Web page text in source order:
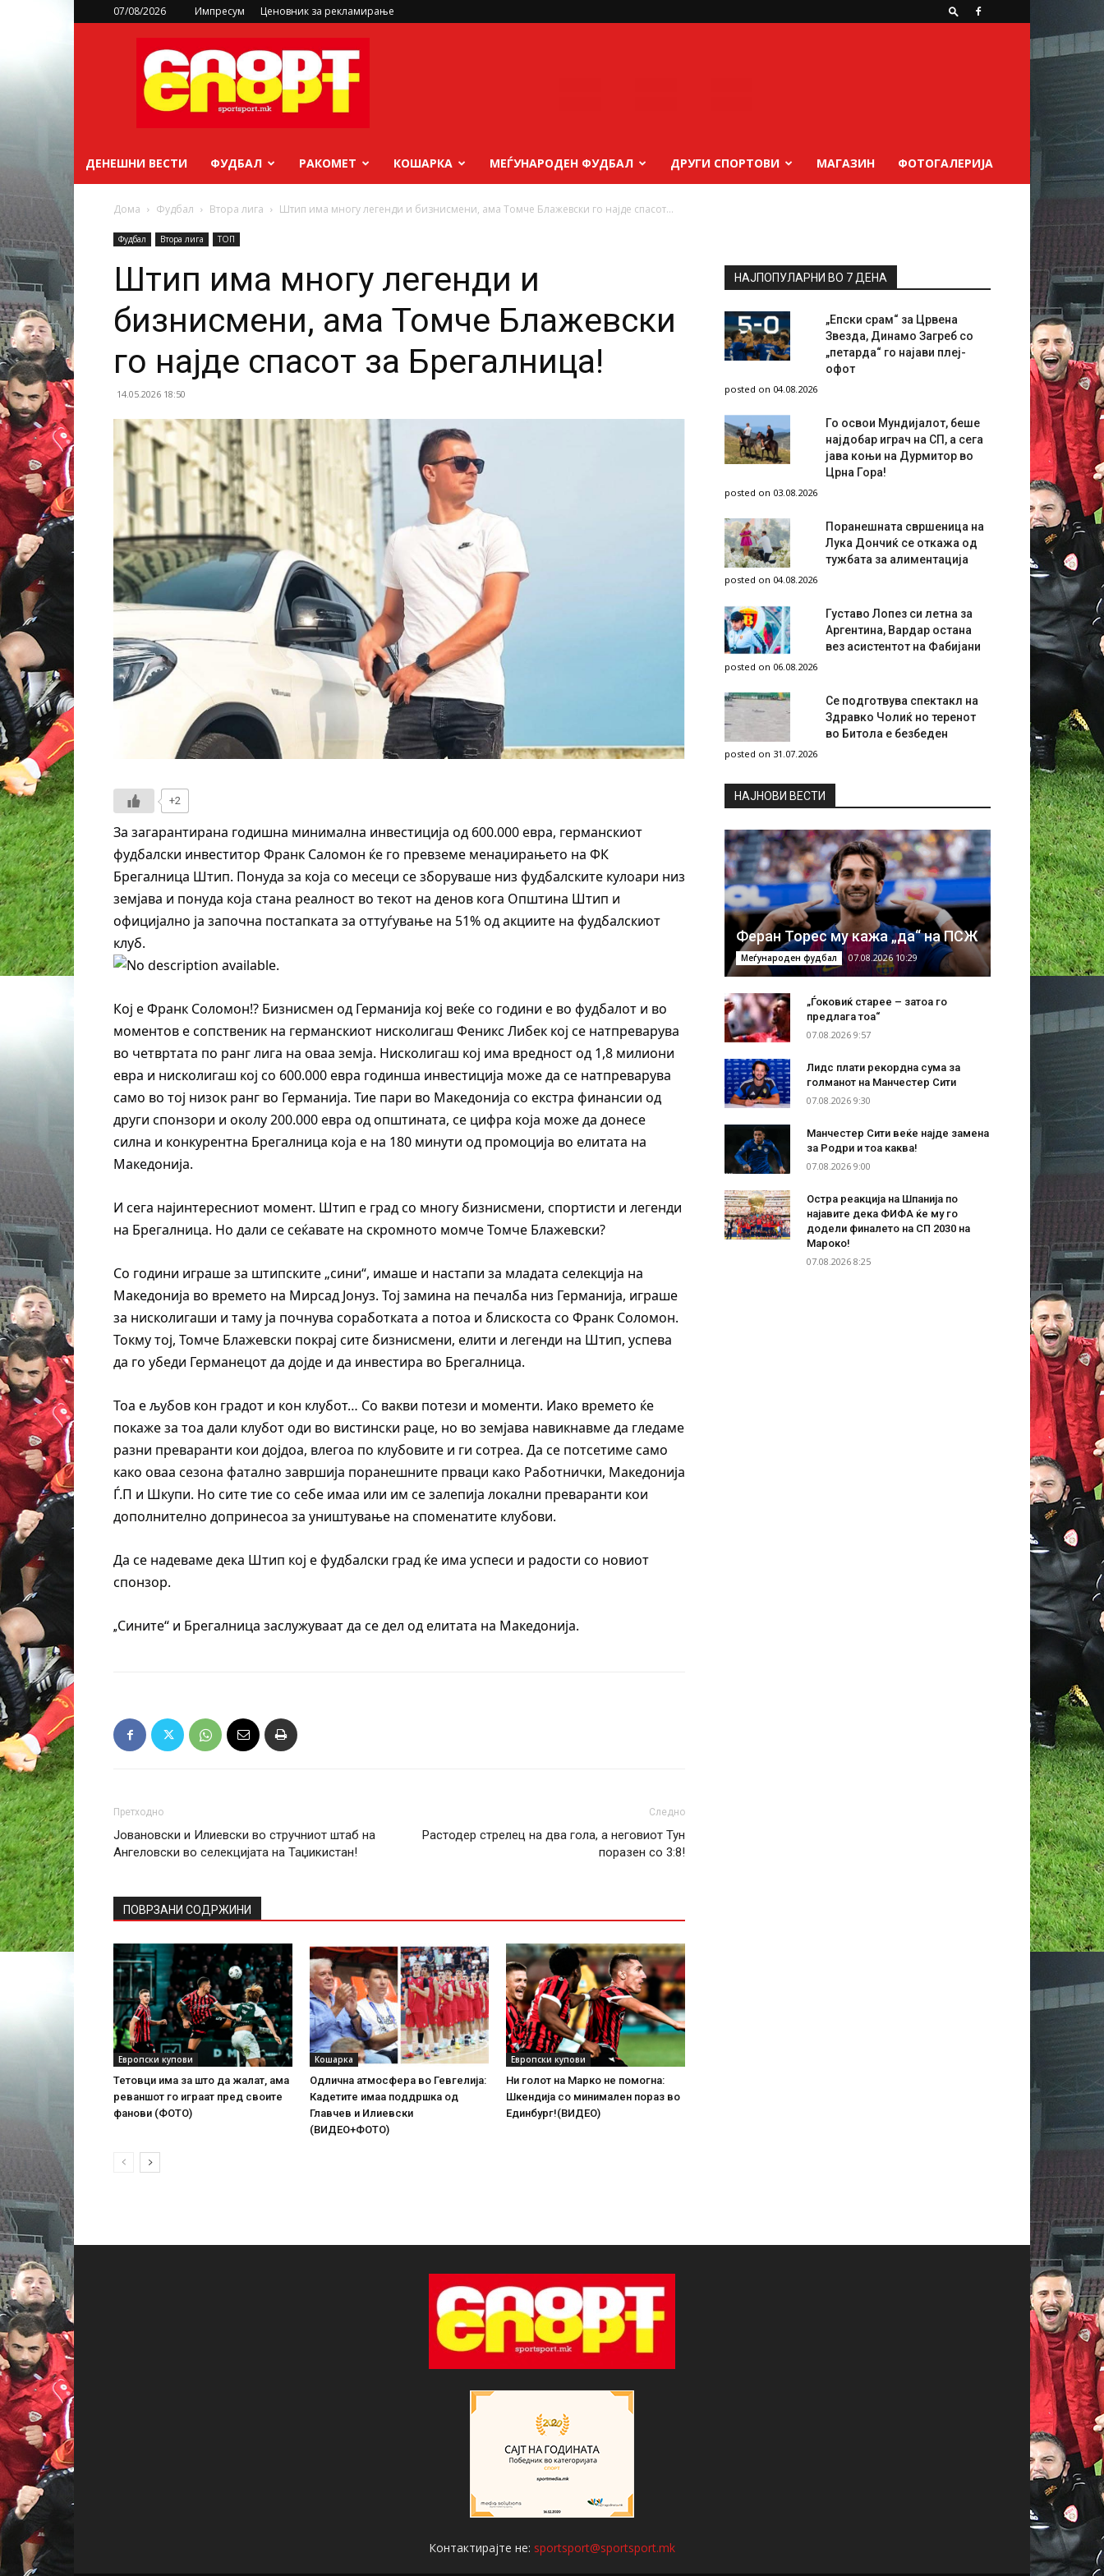
07/08/2026 Импресум Ценовник за рекламирање
sportsport.mk
ДЕНЕШНИ ВЕСТИ ФУДБАЛ РАКОМЕТ КОШАРКА МЕЃУНАРОДЕН ФУДБАЛ ДРУГИ СПОРТОВИ МАГАЗИН ФОТОГАЛЕРИЈА
Дома Фудбал Втора лига Штип има многу легенди и бизнисмени, ама Томче Блажевски го најде спасот...
Фудбал Втора лига ТОП
Штип има многу легенди и
бизнисмени, ама Томче Блажевски
го најде спасот за Брегалница!
14.05.2026 18:50
+2
За загарантирана годишна минимална инвестиција од 600.000 евра, германскиот
фудбалски инвеститор Франк Саломон ќе го превземе менаџирањето на ФК
Брегалница Штип. Понуда за која со месеци се зборуваше низ фудбалските кулоари низ
земјава и понуда која стана реалност во текот на денов кога Општина Штип и
официјално ја започна постапката за оттуѓување на 51% од акциите на фудбалскиот
клуб.
Кој е Франк Соломон!? Бизнисмен од Германија кој веќе со години е во фудбалот и во
моментов е сопственик на германскиот нисколигаш Феникс Либек кој се натпреварува
во четвртата по ранг лига на оваа земја. Нисколигаш кој има вредност од 1,8 милиони
евра и нисколигаш кој со 600.000 евра годинша инвестиција може да се натпреварува
само во тој низок ранг во Германија. Тие пари во Македонија со екстра финансии од
други спонзори и околу 200.000 евра од општината, се цифра која може да донесе
силна и конкурентна Брегалница која е на 180 минути од промоција во елитата на
Македонија.
И сега најинтересниот момент. Штип е град со многу бизнисмени, спортисти и легенди
на Брегалница. Но дали се сеќавате на скромното момче Томче Блажевски?
Со години играше за штипските „сини“, имаше и настапи за младата селекција на
Македонија во времето на Мирсад Јонуз. Тој замина на печалба низ Германија, играше
за нисколигаши и таму ја почнува соработката а потоа и блискоста со Франк Соломон.
Токму тој, Томче Блажевски покрај сите бизнисмени, елити и легенди на Штип, успева
да го убеди Германецот да дојде и да инвестира во Брегалница.
Тоа е љубов кон градот и кон клубот… Со вакви потези и моменти. Иако времето ќе
покаже за тоа дали клубот оди во вистински раце, но во земјава навикнавме да гледаме
разни преваранти кои дојдоа, влегоа по клубовите и ги сотреа. Да се потсетиме само
како оваа сезона фатално завршија поранешните прваци како Работнички, Македонија
Ѓ.П и Шкупи. Но сите тие со себе имаа или им се залепија локални преваранти кои
дополнително допринесоа за уништување на споменатите клубови.
Да се надеваме дека Штип кој е фудбалски град ќе има успеси и радости со новиот
спонзор.
„Сините“ и Брегалница заслужуваат да се дел од елитата на Македонија.
Претходно
Јовановски и Илиевски во стручниот штаб на
Ангеловски во селекцијата на Таџикистан!
Следно
Растодер стрелец на два гола, а неговиот Тун
поразен со 3:8!
ПОВРЗАНИ СОДРЖИНИ
Европски купови
Тетовци има за што да жалат, ама
реваншот го играат пред своите
фанови (ФОТО)
Кошарка
Одлична атмосфера во Гевгелија:
Кадетите имаа поддршка од
Главчев и Илиевски
(ВИДЕО+ФОТО)
Европски купови
Ни голот на Марко не помогна:
Шкендија со минимален пораз во
Единбург!(ВИДЕО)
НАЈПОПУЛАРНИ ВО 7 ДЕНА
„Епски срам“ за Црвена
Звезда, Динамо Загреб со
„петарда“ го најави плеј-
офот
posted on 04.08.2026
Го освои Мундијалот, беше
најдобар играч на СП, а сега
јава коњи на Дурмитор во
Црна Гора!
posted on 03.08.2026
Поранешната свршеница на
Лука Дончиќ се откажа од
тужбата за алиментација
posted on 04.08.2026
Густаво Лопез си летна за
Аргентина, Вардар остана
вез асистентот на Фабијани
posted on 06.08.2026
Се подготвува спектакл на
Здравко Чолиќ но теренот
во Битола е безбеден
posted on 31.07.2026
НAЈНОВИ ВЕСТИ
Феран Торес му кажа „да“ на ПСЖ
Меѓународен фудбал 07.08.2026 10:29
„Ѓоковиќ старее – затоа го
предлага тоа“
07.08.2026 9:57
Лидс плати рекордна сума за
голманот на Манчестер Сити
07.08.2026 9:30
Манчестер Сити веќе најде замена
за Родри и тоа каква!
07.08.2026 9:00
Остра реакција на Шпанија по
најавите дека ФИФА ќе му го
додели финалето на СП 2030 на
Мароко!
07.08.2026 8:25
Контактирајте не: sportsport@sportsport.mk